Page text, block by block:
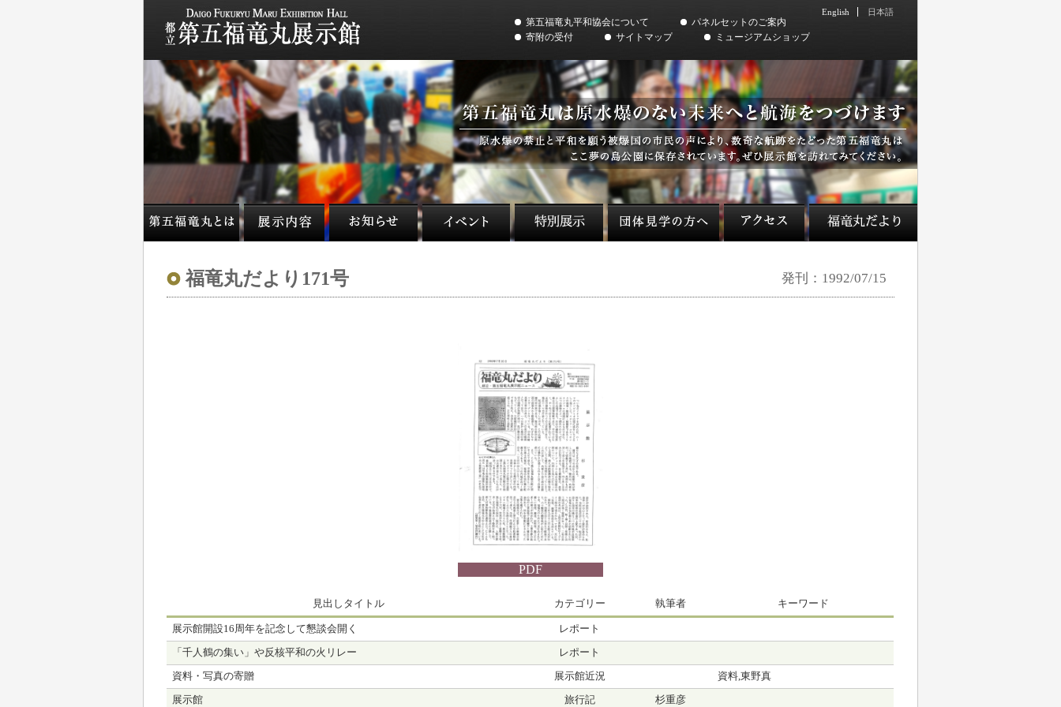
第五福竜丸平和協会について
パネルセットのご案内
寄附の受付
サイトマップ ミュージアムショップ
English 日本語
福竜丸だより171号 発刊：1992/07/15
PDF
見出しタイトル カテゴリー 執筆者 キーワード
展示館開設16周年を記念して懇談会開く レポート
「千人鶴の集い」や反核平和の火リレー レポート
資料・写真の寄贈 展示館近況 資料,東野真
展示館 旅行記 杉重彦